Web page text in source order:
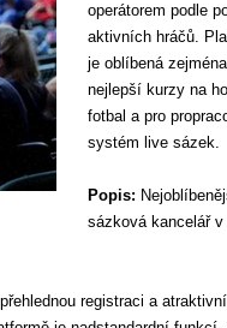
operátorem podle
aktivních hráčů.
je oblíbená
nejlepší kurzy na
fotbal a pro
systém live sázek.
Popis:
sázková kancelář v
registraci a